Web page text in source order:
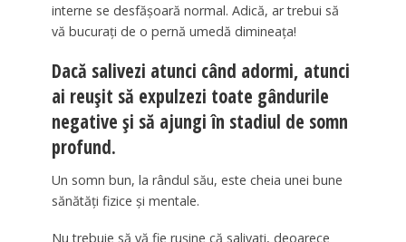
interne se desfășoară normal. Adică, ar trebui să
vă bucurați de o pernă umedă dimineața!
Dacă salivezi atunci când adormi, atunci
ai reușit să expulzezi toate gândurile
negative și să ajungi în stadiul de somn
profund.
Un somn bun, la rândul său, este cheia unei bune
sănătăți fizice și mentale.
Nu trebuie să vă fie rușine că salivați, deoarece